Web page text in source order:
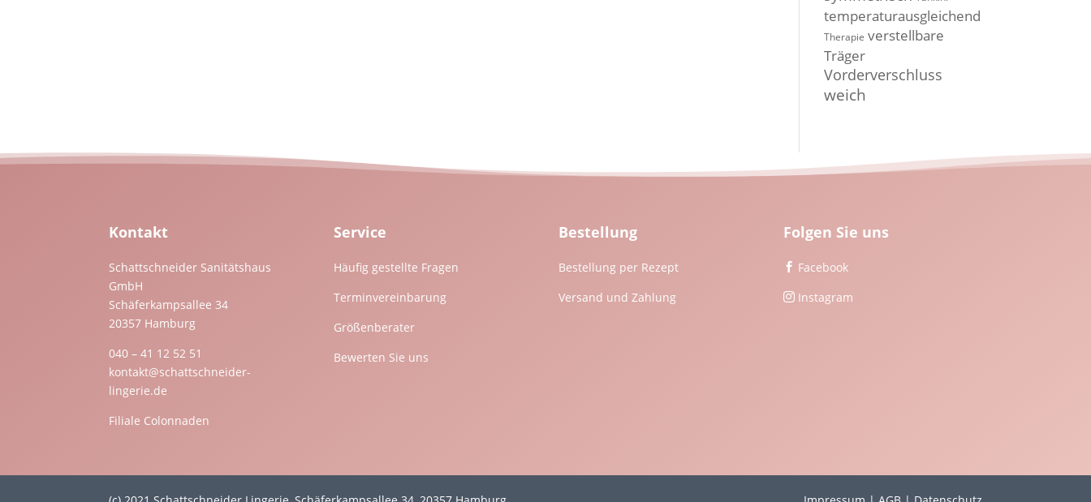
temperaturausgleichend
Therapie verstellbare
Träger
Vorderverschluss
weich
Kontakt
Schattschneider Sanitätshaus
GmbH
Schäferkampsallee 34
20357 Hamburg
040 – 41 12 52 51
kontakt@schattschneider-
lingerie.de
Filiale Colonnaden
Service
Häufig gestellte Fragen
Terminvereinbarung
Größenberater
Bewerten Sie uns
Bestellung
Bestellung per Rezept
Versand und Zahlung
Folgen Sie uns
 Facebook
 Instagram